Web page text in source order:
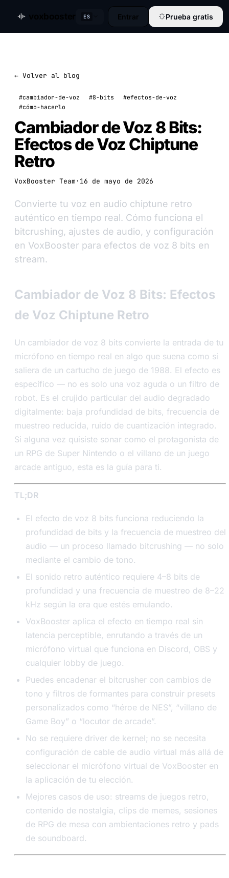
ES Entrar Prueba gratis
← Volver al blog
#cambiador-de-voz #8-bits
#efectos-de-voz
#cómo-hacerlo
Cambiador de Voz 8 Bits:
Efectos de Voz Chiptune
Retro
VoxBooster Team · 16 de mayo de 2026
Convierte tu voz en audio chiptune retro
auténtico en tiempo real. Cómo funciona el
bitcrushing, ajustes de audio, y configuración
en VoxBooster para efectos de voz 8 bits en
stream.
Cambiador de Voz 8 Bits: Efectos
de Voz Chiptune Retro
Un cambiador de voz 8 bits convierte la entrada de tu
micrófono en tiempo real en algo que suena como si
saliera de un cartucho de juego de 1988. El efecto es
específico — no es solo una voz aguda o un filtro de
robot. Es el crujido particular del audio degradado
digitalmente: baja profundidad de bits, frecuencia de
muestreo reducida, ruido de cuantización integrado.
Si alguna vez quisiste sonar como el protagonista de
un RPG de Super Nintendo o el villano de un juego
arcade antiguo, esta es la guía para ti.
TL;DR
El efecto de voz 8 bits funciona reduciendo la
profundidad de bits y la frecuencia de muestreo del
audio — un proceso llamado bitcrushing — no solo
mediante el cambio de tono.
El sonido retro auténtico requiere 4–8 bits de
profundidad y una frecuencia de muestreo de 8–22
kHz según la era que estés emulando.
VoxBooster aplica el efecto en tiempo real sin
latencia perceptible, enrutando a través de un
micrófono virtual que funciona en Discord, OBS y
cualquier lobby de juego.
Puedes encadenar el bitcrusher con cambios de
tono y filtros de formantes para construir presets
personalizados como “héroe de NES”, “villano de
Game Boy” o “locutor de arcade”.
No se requiere driver de kernel; no se necesita
configuración de cable de audio virtual más allá de
seleccionar el micrófono virtual de VoxBooster en
la aplicación de tu elección.
Mejores casos de uso: streams de juegos retro,
contenido de nostalgia, clips de memes, sesiones
de RPG de mesa con ambientaciones retro y pads
de soundboard.